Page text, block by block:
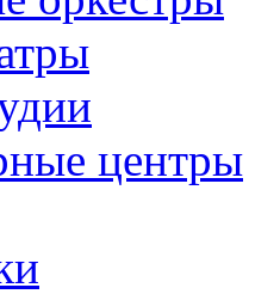
центры